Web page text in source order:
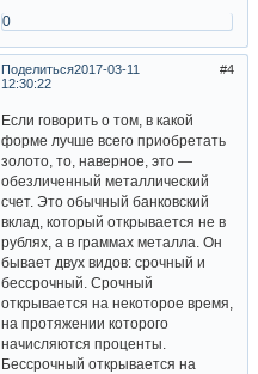
0
Поделиться 4
2017-03-11
12:30:22
Если говорить о том, в какой
форме лучше всего приобретать
золото, то, наверное, это —
обезличенный металлический
счет. Это обычный банковский
вклад, который открывается не в
рублях, а в граммах металла. Он
бывает двух видов: срочный и
бессрочный. Срочный
открывается на некоторое время,
на протяжении которого
начисляются проценты.
Бессрочный открывается на